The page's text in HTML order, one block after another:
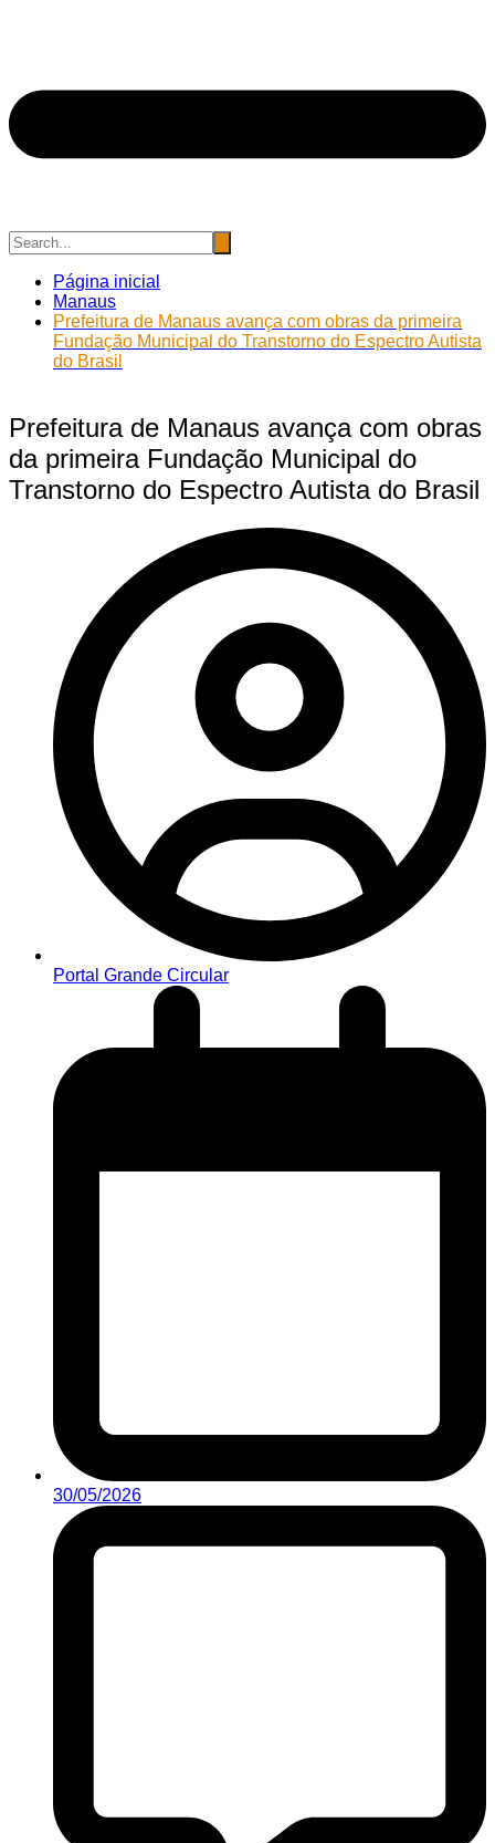
Página inicial
Manaus
Prefeitura de Manaus avança com obras da primeira
Fundação Municipal do Transtorno do Espectro Autista
do Brasil
Prefeitura de Manaus avança com obras
da primeira Fundação Municipal do
Transtorno do Espectro Autista do Brasil
Portal Grande Circular
30/05/2026